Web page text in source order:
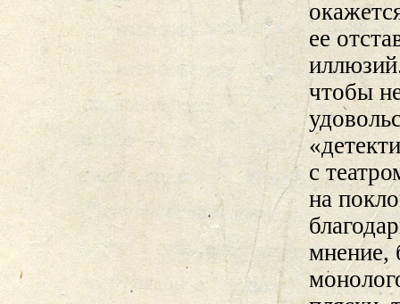
ее
чтобы
с
на
мнение,